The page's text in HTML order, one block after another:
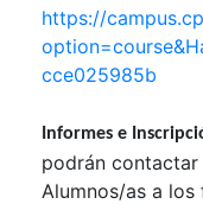
https://
cce025985b
Informes e
podrán
Alumnos/as a